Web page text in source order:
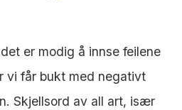
er modig å innse feilene
vi får bukt med negativt
Skjellsord av all art, især